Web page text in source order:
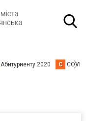
Абитуриенту 2020 C